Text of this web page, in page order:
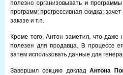
полезно организовывать и
программ; прогрессивная скидка;
заказе и т.п.
Кроме того, Антон заметил, что
полезен для продавца. В процессе
затем использовать данные для
Завершил секцию доклад Антона